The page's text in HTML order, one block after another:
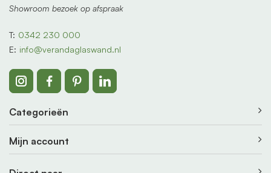
Showroom bezoek op afspraak
T: 0342 230 000
E: info@verandaglaswand.nl
Categorieën
Mijn account